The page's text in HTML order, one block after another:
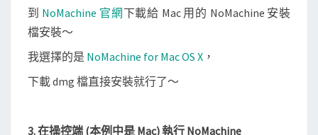
到 NoMachine 官網 下載給 Mac 用的 NoMachine 安裝
檔安裝～
我選擇的是 NoMachine for Mac OS X ，
下載 dmg 檔直接安裝就行了～
3. 在操控端 (本例中是 Mac) 執行 NoMachine